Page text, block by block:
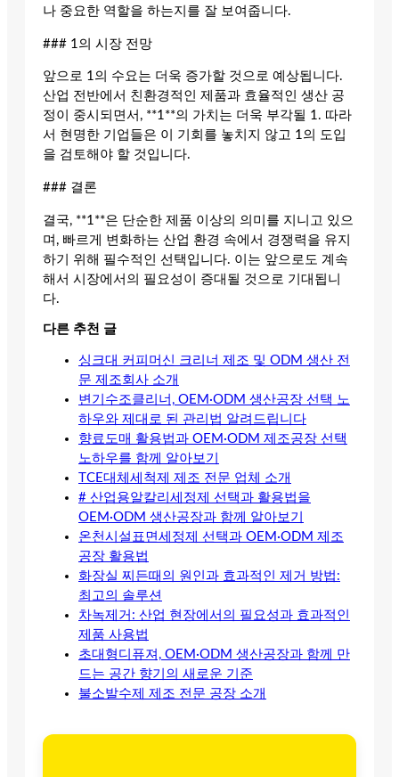
나 중요한 역할을 하는지를 잘 보여줍니다.
### 1의 시장 전망
앞으로 1의 수요는 더욱 증가할 것으로 예상됩니다.
산업 전반에서 친환경적인 제품과 효율적인 생산 공
정이 중시되면서, **1**의 가치는 더욱 부각될 1. 따라
서 현명한 기업들은 이 기회를 놓치지 않고 1의 도입
을 검토해야 할 것입니다.
### 결론
결국, **1**은 단순한 제품 이상의 의미를 지니고 있으
며, 빠르게 변화하는 산업 환경 속에서 경쟁력을 유지
하기 위해 필수적인 선택입니다. 이는 앞으로도 계속
해서 시장에서의 필요성이 증대될 것으로 기대됩니
다.
다른 추천 글
싱크대 커피머신 크리너 제조 및 ODM 생산 전
문 제조회사 소개
변기수조클리너, OEM·ODM 생산공장 선택 노
하우와 제대로 된 관리법 알려드립니다
향료도매 활용법과 OEM·ODM 제조공장 선택
노하우를 함께 알아보기
TCE대체세척제 제조 전문 업체 소개
# 산업용알칼리세정제 선택과 활용법을
OEM·ODM 생산공장과 함께 알아보기
온천시설표면세정제 선택과 OEM·ODM 제조
공장 활용법
화장실 찌든때의 원인과 효과적인 제거 방법:
최고의 솔루션
차녹제거: 산업 현장에서의 필요성과 효과적인
제품 사용법
초대형디퓨져, OEM·ODM 생산공장과 함께 만
드는 공간 향기의 새로운 기준
불소발수제 제조 전문 공장 소개